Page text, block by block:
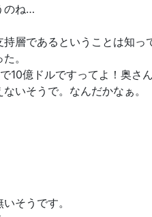
のね…
層であるということは知っ
。
10億ドルですってよ！奥さん
いそうで。なんだかなぁ。
そうです。